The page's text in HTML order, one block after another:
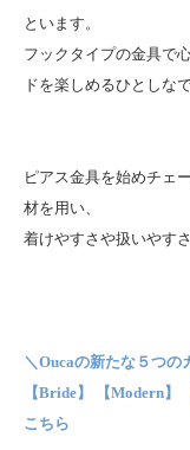
といます。
フックタイプの金具で
ドを楽しめるひとしなで
ピアス金具を始めチェ
材を用い、
着けやすさや扱いやす
＼Oucaの新たな５つの
【Bride】 【Modern】
こちら